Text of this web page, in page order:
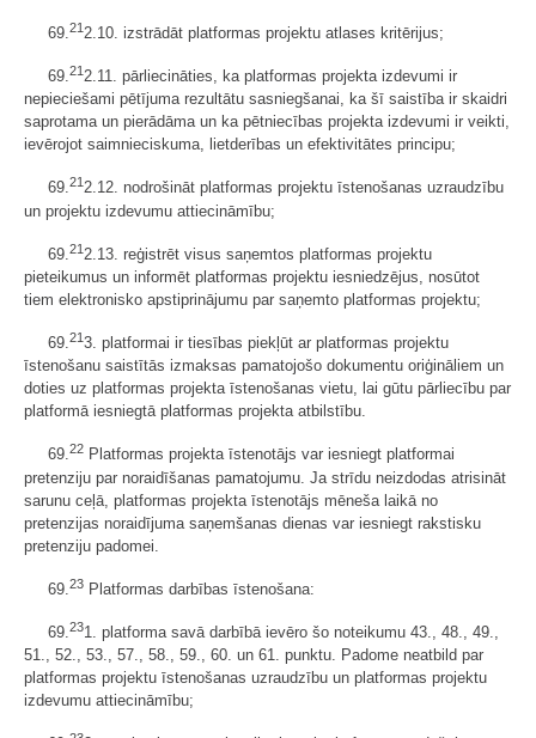
69.212.10. izstrādāt platformas projektu atlases kritērijus;
69.212.11. pārliecināties, ka platformas projekta izdevumi ir
nepieciešami pētījuma rezultātu sasniegšanai, ka šī saistība ir skaidri
saprotama un pierādāma un ka pētniecības projekta izdevumi ir veikti,
ievērojot saimnieciskuma, lietderības un efektivitātes principu;
69.212.12. nodrošināt platformas projektu īstenošanas uzraudzību
un projektu izdevumu attiecināmību;
69.212.13. reģistrēt visus saņemtos platformas projektu
pieteikumus un informēt platformas projektu iesniedzējus, nosūtot
tiem elektronisko apstiprinājumu par saņemto platformas projektu;
69.213. platformai ir tiesības piekļūt ar platformas projektu
īstenošanu saistītās izmaksas pamatojošo dokumentu oriģināliem un
doties uz platformas projekta īstenošanas vietu, lai gūtu pārliecību par
platformā iesniegtā platformas projekta atbilstību.
69.22 Platformas projekta īstenotājs var iesniegt platformai
pretenziju par noraidīšanas pamatojumu. Ja strīdu neizdodas atrisināt
sarunu ceļā, platformas projekta īstenotājs mēneša laikā no
pretenzijas noraidījuma saņemšanas dienas var iesniegt rakstisku
pretenziju padomei.
69.23 Platformas darbības īstenošana:
69.231. platforma savā darbībā ievēro šo noteikumu 43., 48., 49.,
51., 52., 53., 57., 58., 59., 60. un 61. punktu. Padome neatbild par
platformas projektu īstenošanas uzraudzību un platformas projektu
izdevumu attiecināmību;